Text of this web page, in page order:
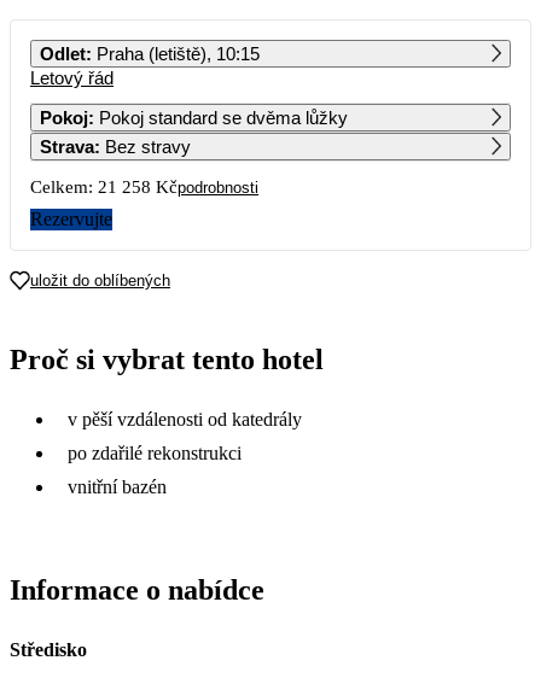
PO ÚT ST ČT PÁ SO NE
3 4
17
15 129
Odlet: Praha (letiště), 10:15
Letový řád
Pokoj: Pokoj standard se dvěma lůžky
Strava: Bez stravy
Celkem: 21 258 Kčpodrobnosti
Rezervujte
uložit do oblíbených
Proč si vybrat tento hotel
v pěší vzdálenosti od katedrály
po zdařilé rekonstrukci
vnitřní bazén
Informace o nabídce
Středisko